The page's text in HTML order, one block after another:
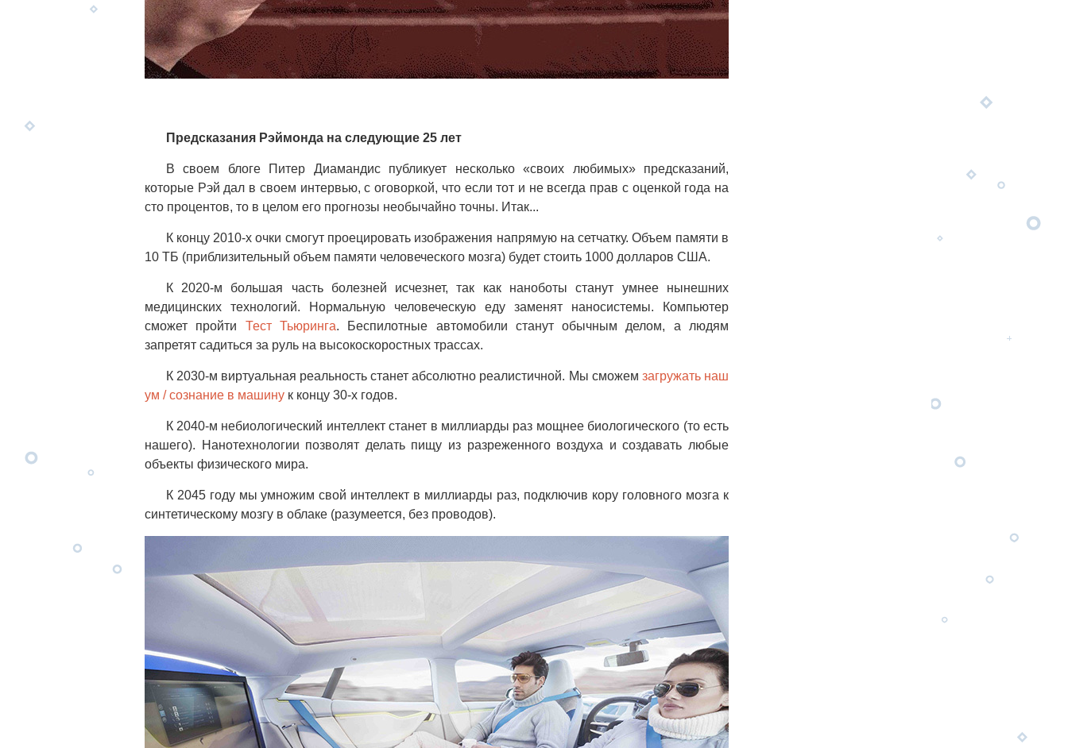
Предсказания Рэймонда на следующие 25 лет
В своем блоге Питер Диамандис публикует несколько «своих любимых» предсказаний,
которые Рэй дал в своем интервью, с оговоркой, что если тот и не всегда прав с оценкой года на
сто процентов, то в целом его прогнозы необычайно точны. Итак...
К концу 2010-х очки смогут проецировать изображения напрямую на сетчатку. Объем памяти в
10 ТБ (приблизительный объем памяти человеческого мозга) будет стоить 1000 долларов США.
К 2020-м большая часть болезней исчезнет, так как наноботы станут умнее нынешних
медицинских технологий. Нормальную человеческую еду заменят наносистемы. Компьютер
сможет пройти Тест Тьюринга. Беспилотные автомобили станут обычным делом, а людям
запретят садиться за руль на высокоскоростных трассах.
К 2030-м виртуальная реальность станет абсолютно реалистичной. Мы сможем загружать наш
ум / сознание в машину к концу 30-х годов.
К 2040-м небиологический интеллект станет в миллиарды раз мощнее биологического (то есть
нашего). Нанотехнологии позволят делать пищу из разреженного воздуха и создавать любые
объекты физического мира.
К 2045 году мы умножим свой интеллект в миллиарды раз, подключив кору головного мозга к
синтетическому мозгу в облаке (разумеется, без проводов).